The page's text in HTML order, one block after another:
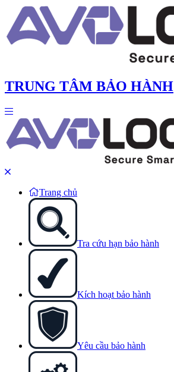
TRUNG TÂM BẢO HÀNH
Trang chủ
Tra cứu hạn bảo hành
Kích hoạt bảo hành
Yêu cầu bảo hành